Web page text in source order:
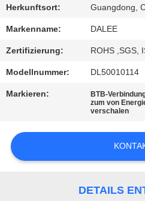
SIE
MIT
UNS
IN
VERBINDUNG
FORDERN
SIE
EIN
Herkunftsort: Guangdong,
Markenname: DALEE
Zertifizierung: ROHS ,SGS,
Modellnummer: DL50010114
Markieren: BTB-
zum von
verschalen
DETAILS